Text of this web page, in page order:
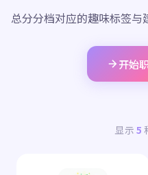
总分分档对应的趣味标签与
开始
显示 5